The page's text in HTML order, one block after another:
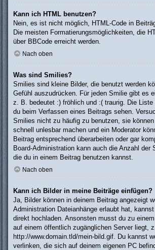
Kann ich HTML benutzen?
Nein, es ist nicht möglich, HTML-Code in
Die meisten Formatierungsmöglichkeiten, die
über BBCode erreicht werden.
Nach oben
Was sind Smilies?
Smilies sind kleine Bilder, die benutzt werden
Gefühl auszudrücken. Für jeden Smilie gibt es
z. B. bedeutet :) fröhlich und :( traurig. Die
du beim Verfassen eines Beitrags sehen.
Smilies nicht zu häufig zu benutzen, sie
schnell unlesbar machen und ein Moderator
Beitrag entsprechend überarbeiten oder gar
Board-Administration kann auch die Anzahl der
die du in einem Beitrag benutzen kannst.
Nach oben
Kann ich Bilder in meine Beiträge einfügen?
Ja, Bilder können in deinem Beitrag angezeigt
Administration Dateianhänge erlaubt hat,
direkt hochladen. Ansonsten musst du zu
auf einem öffentlich zugänglichen Server liegt,
http://www.domain.tld/mein-bild.gif. Du kannst
verlinken, die sich auf deinem eigenen PC